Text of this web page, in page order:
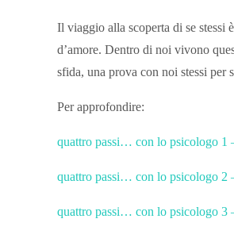
Il viaggio alla scoperta di se stessi
d’amore. Dentro di noi vivono
sfida, una prova con noi stessi per
Per approfondire:
quattro passi… con lo psicologo 1
quattro passi… con lo psicologo 2
quattro passi… con lo psicologo 3